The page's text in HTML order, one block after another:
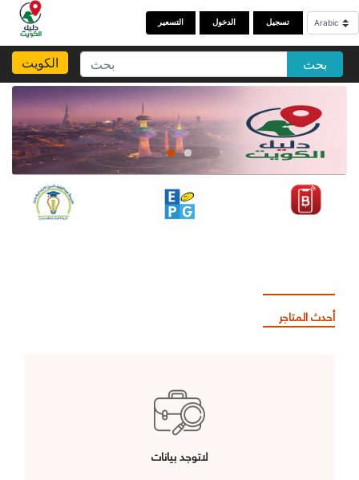
التسعير الدخول تسجيل
الكويت بحث
أحدث المتاجر
لاتوجد بيانات